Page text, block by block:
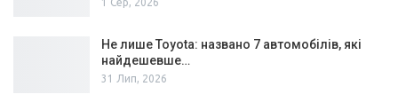
1 Сер, 2026
Не лише Toyota: названо 7 автомобілів, які
найдешевше…
31 Лип, 2026